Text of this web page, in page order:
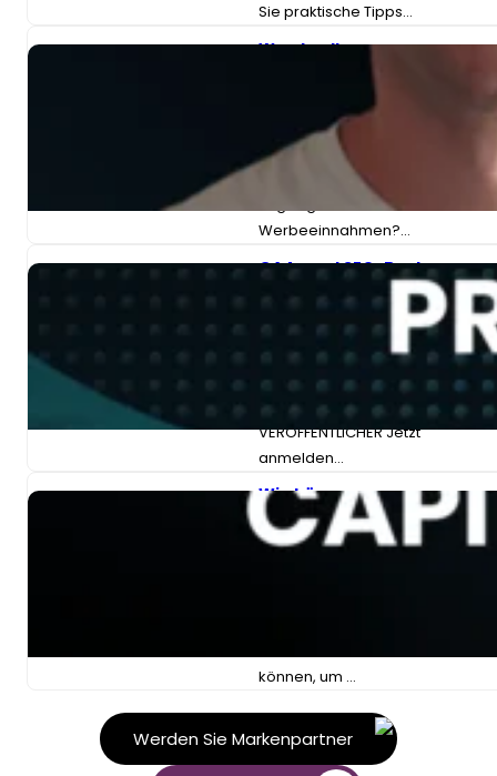
Sie praktische Tipps…
Werden Ihre
durch Bots und
ungültigen Traffic
geschmälert?
ON-DEMAND-WEBINAR:
Stehlen Bots und
ungültiger Traffic Ihre
Werbeeinnahmen?…
GA4- und SEO-Best
entschlüsselt
ON-DEMAND-WEBINAR:
GA4-ENTKODIERUNG &
SEO-BESTE PRAXIS FÜR
VERÖFFENTLICHER Jetzt
anmelden…
Wie können
Redaktionen die
Wahlsaison nutzen,
um Wachstum zu
können, um …
Werden Sie Markenpartner